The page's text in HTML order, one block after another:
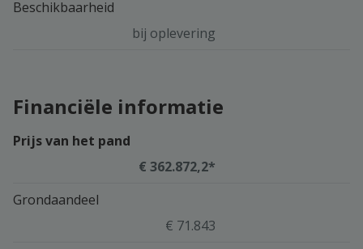
Beschikbaarheid
bij oplevering
Financiële informatie
Prijs van het pand
€ 362.872,2*
Grondaandeel
€ 71.843